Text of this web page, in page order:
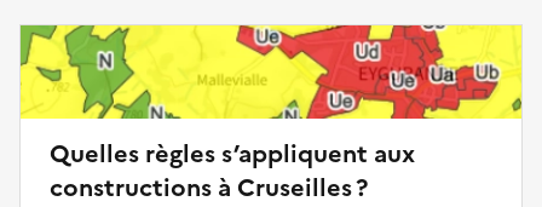
Quelles règles s’appliquent aux
constructions à Cruseilles ?